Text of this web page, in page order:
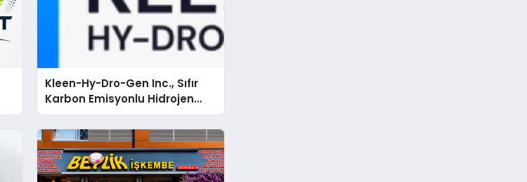
Kleen-Hy-Dro-Gen Inc., Sıfır
Karbon Emisyonlu Hidrojen
Isıtma Teknolojisinde ISO ve
TSSA Düzenleyici Onaylarını
Aldı